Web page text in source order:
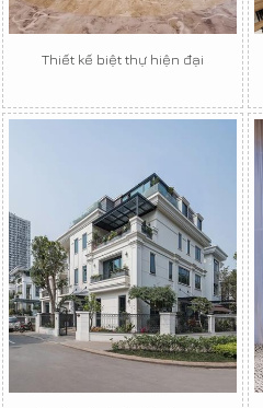
Thiết kế biệt thự hiện đại